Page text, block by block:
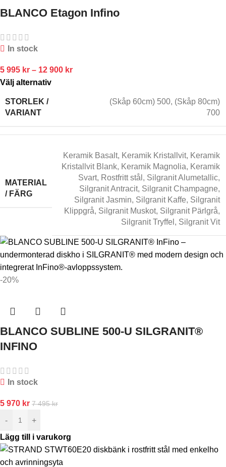
BLANCO Etagon Infino
In stock
5 995 kr – 12 900 kr
Välj alternativ
STORLEK /
VARIANT
(Skåp 60cm) 500, (Skåp 80cm)
700
MATERIAL
/ FÄRG
Keramik Basalt, Keramik Kristallvit, Keramik
Kristallvit Blank, Keramik Magnolia, Keramik
Svart, Rostfritt stål , Silgranit Alumetallic,
Silgranit Antracit, Silgranit Champagne,
Silgranit Jasmin, Silgranit Kaffe, Silgranit
Klippgrå, Silgranit Muskot, Silgranit Pärlgrå,
Silgranit Tryffel , Silgranit Vit
-20%
BLANCO SUBLINE 500-U SILGRANIT®
INFINO
In stock
5 970 kr 7 495kr
-
+
Lägg till i varukorg